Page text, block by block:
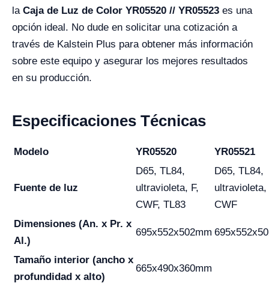
la Caja de Luz de Color YR05520 // YR05523 es una
opción ideal. No dude en solicitar una cotización a
través de Kalstein Plus para obtener más información
sobre este equipo y asegurar los mejores resultados
en su producción.
Especificaciones Técnicas
Modelo YR05520 YR05521
Fuente de luz
D65, TL84,
ultravioleta, F,
CWF, TL83
D65, TL84,
ultravioleta,
CWF
Dimensiones (An. x Pr. x
Al.)
695x552x502mm
Tamaño interior (ancho x
profundidad x alto)
665x490x360mm